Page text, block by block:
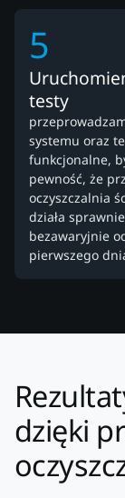
5
testy
systemu oraz
funkcjonalne,
pewność, że
oczyszczalnia
działa
bezawaryjnie
pierwszego
dzięki